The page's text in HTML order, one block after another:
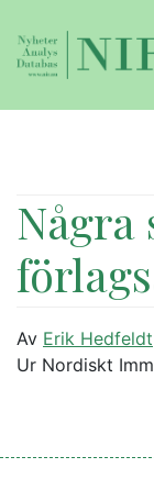
Några
Av Erik Hedfeldt
Ur Nordiskt